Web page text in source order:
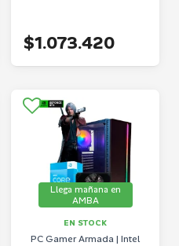
$1.073.420
Llega mañana en
AMBA
EN STOCK
PC Gamer Armada | Intel